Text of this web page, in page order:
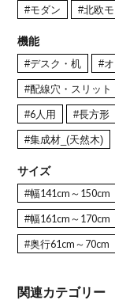
#モダン #北欧
機能
#デスク・机 #
#配線穴・スリット
#6人用 #長方形
#集成材_(天然木)
サイズ
#幅141cm～150cm
#幅161cm～170cm
#奥行61cm～70cm
関連カテゴリー